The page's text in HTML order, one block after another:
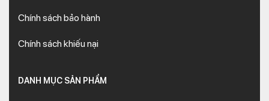
Chính sách bảo hành
Chính sách khiếu nại
DANH MỤC SẢN PHẨM